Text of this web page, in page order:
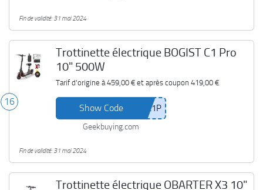
Fin de validité: 31 mai 2024
16
Trottinette électrique BOGIST C1 Pro
10" 500W
Tarif d'origine à459,00 €et après coupon 419,00 €
Show Code
Geekbuying.com
Fin de validité: 31 mai 2024
Trottinette électrique OBARTER X3 10"